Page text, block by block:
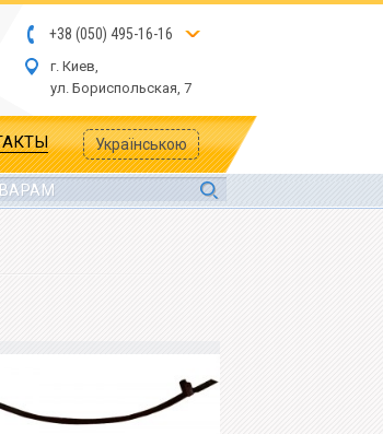
+38 (050) 495-16-16
г. Киев,
ул. Бориспольская, 7
Українською